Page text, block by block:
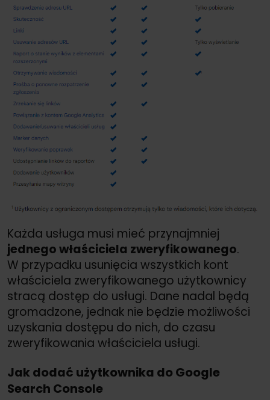
Każda usługa musi mieć przynajmniej
jednego właściciela zweryfikowanego.
W przypadku usunięcia wszystkich kont
właściciela zweryfikowanego użytkownicy
stracą dostęp do usługi. Dane nadal będą
gromadzone, jednak nie będzie możliwości
uzyskania dostępu do nich, do czasu
zweryfikowania właściciela usługi.
Jak dodać użytkownika do Google
Search Console